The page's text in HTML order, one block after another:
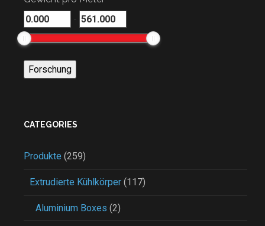
-
CATEGORIES
Produkte (259)
Extrudierte Kühlkörper (117)
Aluminium Boxes (2)